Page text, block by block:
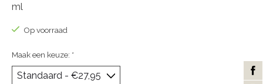
ml
Op voorraad
Maak een keuze: *